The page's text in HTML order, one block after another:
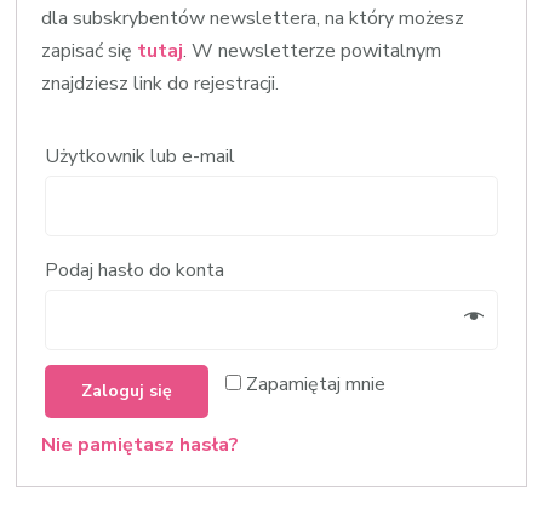
dla subskrybentów newslettera, na który możesz
zapisać się tutaj. W newsletterze powitalnym
znajdziesz link do rejestracji.
Użytkownik lub e-mail
Podaj hasło do konta
Zapamiętaj mnie
Zaloguj się
Nie pamiętasz hasła?